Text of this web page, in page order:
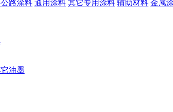
路涂料 通用涂料 其它专用涂料 辅助材料 金属
油墨